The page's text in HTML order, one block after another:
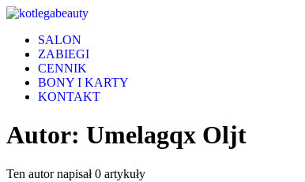
Skip
contentSALON
ZABIEGI
CENNIK
BONY I KARTY
KONTAKT
Autor: Umelagqx Oljt
Ten autor napisał 0 artykuły